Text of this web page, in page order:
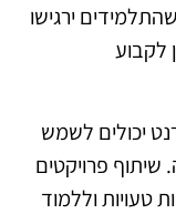
ירגישו
לקבוע
יכולים לשמש
פרויקטים
טעויות וללמוד